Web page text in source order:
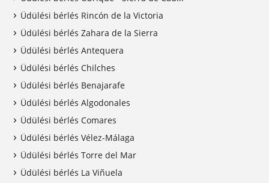
Üdülési bérlés Rincón de la Victoria
Üdülési bérlés Zahara de la Sierra
Üdülési bérlés Antequera
Üdülési bérlés Chilches
Üdülési bérlés Benajarafe
Üdülési bérlés Algodonales
Üdülési bérlés Comares
Üdülési bérlés Vélez-Málaga
Üdülési bérlés Torre del Mar
Üdülési bérlés La Viñuela